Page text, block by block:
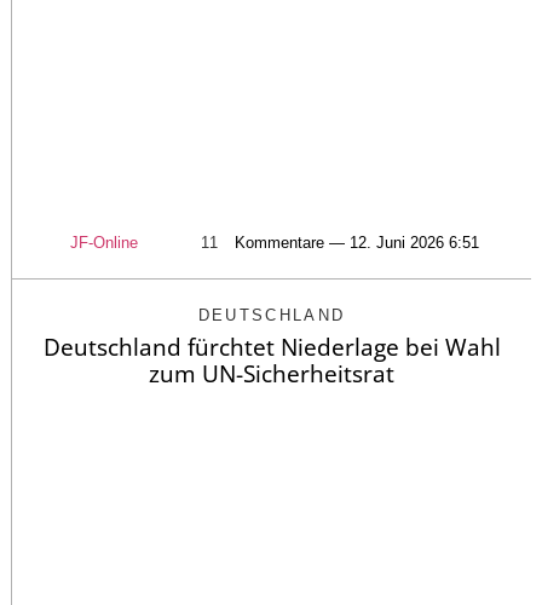
JF-Online 11 Kommentare — 12. Juni 2026 6:51
DEUTSCHLAND
Deutschland fürchtet Niederlage bei Wahl
zum UN-Sicherheitsrat